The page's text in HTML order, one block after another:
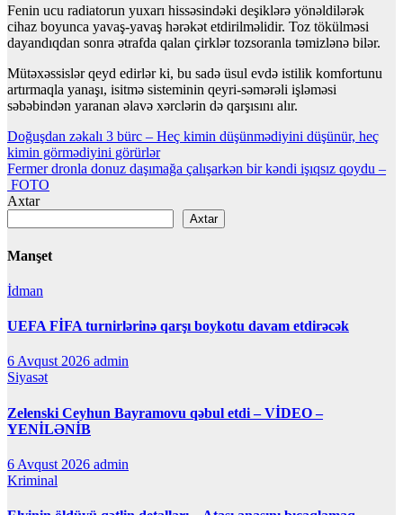
Fenin ucu radiatorun yuxarı hissəsindəki deşiklərə yönəldilərək
cihaz boyunca yavaş-yavaş hərəkət etdirilməlidir. Toz tökülməsi
dayandıqdan sonra ətrafda qalan çirklər tozsoranla təmizlənə bilər.
Mütəxəssislər qeyd edirlər ki, bu sadə üsul evdə istilik komfortunu
artırmaqla yanaşı, isitmə sisteminin qeyri-səmərəli işləməsi
səbəbindən yaranan əlavə xərclərin də qarşısını alır.
Yazı
naviqasiyası
Doğuşdan zəkalı 3 bürc – Heç kimin düşünmədiyini düşünür, heç
kimin görmədiyini görürlər
Fermer dronla donuz daşımağa çalışarkən bir kəndi işıqsız qoydu –
FOTO
Axtar
Axtar
Manşet
İdman
UEFA FİFA turnirlərinə qarşı boykotu davam etdirəcək
6 Avqust 2026 admin
Siyasət
Zelenski Ceyhun Bayramovu qəbul etdi – VİDEO –
YENİLƏNİB
6 Avqust 2026 admin
Kriminal